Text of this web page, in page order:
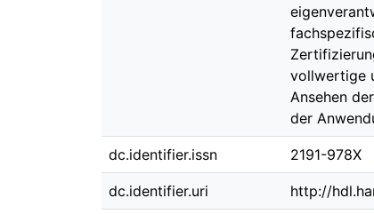
vollwertige
Ansehen
der
dc.identifier.issn 2191-978X
dc.identifier.uri http://